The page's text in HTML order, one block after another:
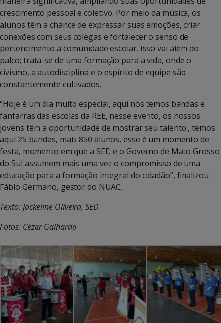
crescimento pessoal e coletivo. Por meio da música, os
alunos têm a chance de expressar suas emoções, criar
conexões com seus colegas e fortalecer o senso de
pertencimento à comunidade escolar. Isso vai além do
palco; trata-se de uma formação para a vida, onde o
civismo, a autodisciplina e o espírito de equipe são
constantemente cultivados.
“Hoje é um dia muito especial, aqui nós temos bandas e
fanfarras das escolas da REE, nesse evento, os nossos
jovens têm a oportunidade de mostrar seu talento., temos
aqui 25 bandas, mais 850 alunos, esse é um momento de
festa, momento em que a SED e o Governo de Mato Grosso
do Sul assumem mais uma vez o compromisso de uma
educação para a formação integral do cidadão”, finalizou
Fábio Germano, gestor do NUAC.
Texto: Jackeline Oliveira, SED
Fotos: Cezar Galhardo